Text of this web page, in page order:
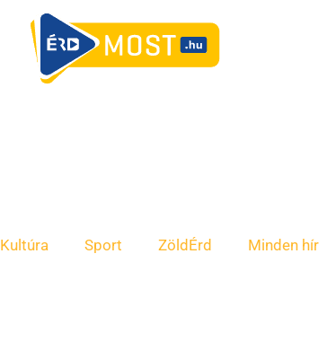
Kultúra Sport ZöldÉrd Minden hír